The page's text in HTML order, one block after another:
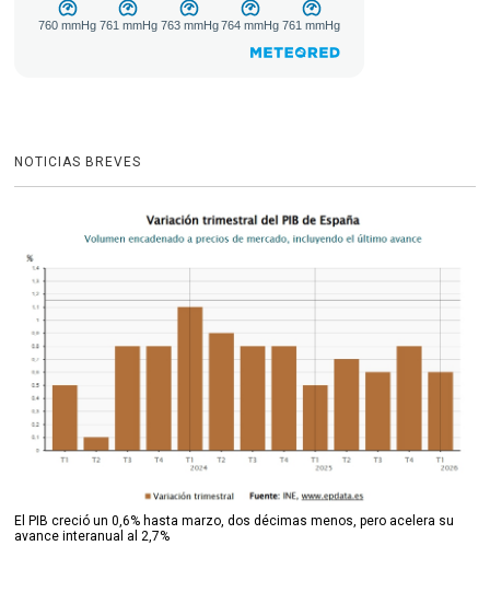
NOTICIAS BREVES
El PIB creció un 0,6% hasta marzo, dos décimas menos, pero acelera su
avance interanual al 2,7%